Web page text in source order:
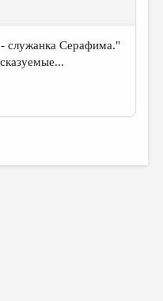
служанка Серафима."